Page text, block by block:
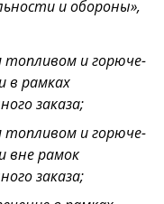
и обороны»,
топливом и горюче-
в рамках
заказа;
топливом и горюче-
вне рамок
заказа;